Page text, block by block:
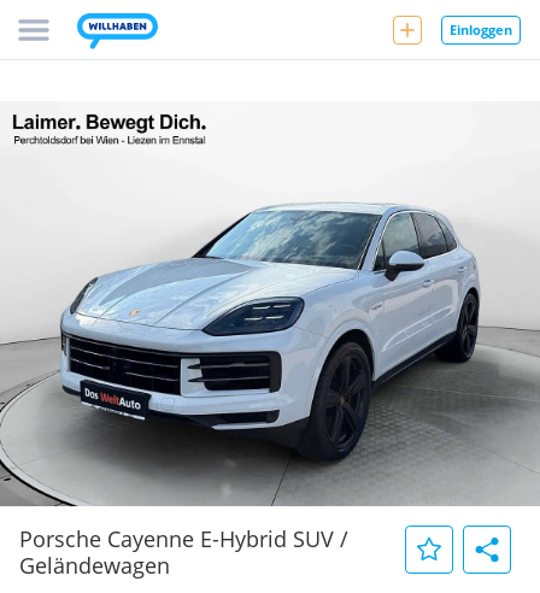
Einloggen
Porsche Cayenne E-Hybrid SUV /
Geländewagen